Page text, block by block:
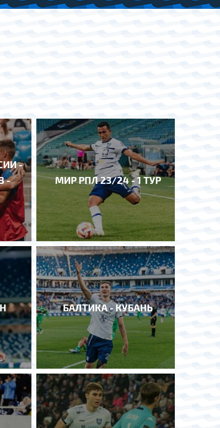
-
-
МИР РПЛ 23/24 - 1 ТУР
БАЛТИКА - КУБАНЬ